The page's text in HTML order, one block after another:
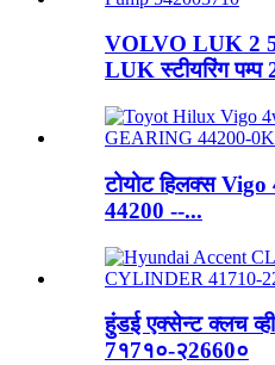
VOLVO LUK 2
LUK स्टीयरिंग पम्प
टोयोट हिलक्स Vigo
44200 --...
हुंडई एक्सेन्ट क्लच
7१7१०-२2660०